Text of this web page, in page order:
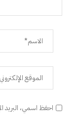
احفظ اسمي، البريد